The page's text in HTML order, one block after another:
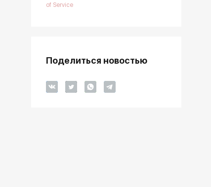
of Service
Поделиться новостью